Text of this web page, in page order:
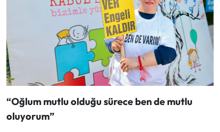
“Oğlum mutlu olduğu sürece ben de mutlu
oluyorum”